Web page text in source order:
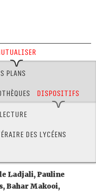
plans
Dispositifs
lecture
des Lycéens
partenaires
gens que je vais
vais croiser, les
que je vais
écrire
Ladjali, Pauline
Bahar Makooi,